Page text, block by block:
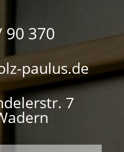
90 370
paulus.de
7